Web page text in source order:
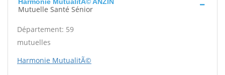
Mutuelle Santé Sénior
Département: 59
mutuelles
Harmonie MutualitÃ©